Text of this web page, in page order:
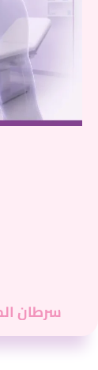
سرطان